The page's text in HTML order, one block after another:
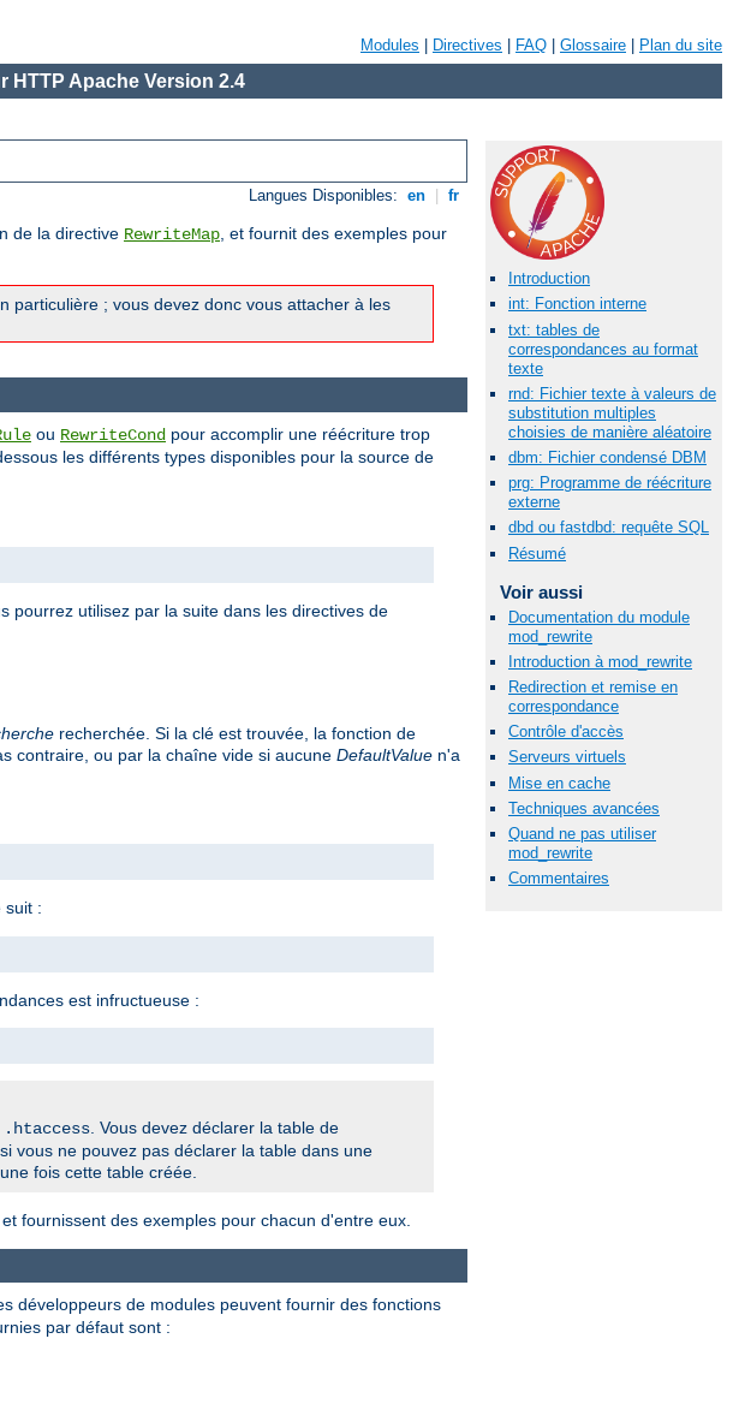
Modules Directives FAQ Glossaire Plan du site
HTTP Apache Version 2.4
Langues Disponibles: en fr
de la directive RewriteMap, et fournit des exemples pour
particulière ; vous devez donc vous attacher à les
Introduction
int: Fonction interne
txt: tables de
correspondances au format
texte
rnd: Fichier texte à valeurs de
substitution multiples
choisies de manière aléatoire
dbm: Fichier condensé DBM
prg: Programme de réécriture
externe
dbd ou fastdbd: requête SQL
Résumé
Voir aussi
Documentation du module
mod_rewrite
Introduction à mod_rewrite
Redirection et remise en
correspondance
Contrôle d'accès
Serveurs virtuels
Mise en cache
Techniques avancées
Quand ne pas utiliser
mod_rewrite
Commentaires
ou RewriteCond pour accomplir une réécriture trop
les différents types disponibles pour la source de
pourrez utilisez par la suite dans les directives de
recherchée. Si la clé est trouvée, la fonction de
contraire, ou par la chaîne vide si aucune DefaultValue n'a
suit :
est infructueuse :
.htaccess . Vous devez déclarer la table de
vous ne pouvez pas déclarer la table dans une
fois cette table créée.
fournissent des exemples pour chacun d'entre eux.
développeurs de modules peuvent fournir des fonctions
par défaut sont :